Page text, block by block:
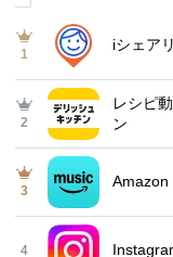
1
iシェア
2
レシピ
ン
3
Amazon
4